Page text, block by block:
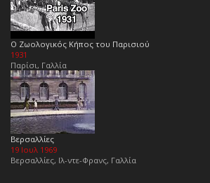
Ο Ζωολογικός Κήπος του Παρισιού
1931
Παρίσι, Γαλλία
Βερσαλλίες
19 Ιουλ 1969
Βερσαλλίες, Ιλ-ντε-Φρανς, Γαλλία